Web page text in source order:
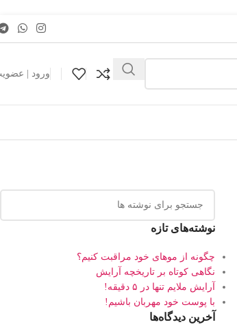
ورود |
نوشته‌های تازه
چگونه از موهای خود مراقبت کنیم؟
نگاهی کوتاه بر تاریخچه آرایش
آرایش ملایم تنها در ۵ دقیقه!
با پوست خود مهربان باشیم!
آخرین دیدگاه‌ها